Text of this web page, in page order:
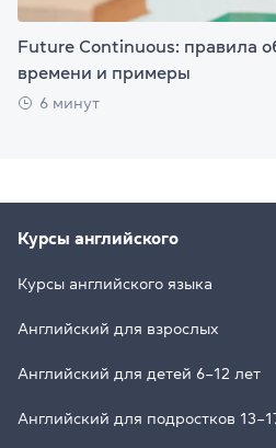
Future Continuous: правила
времени и примеры
6 минут
Курсы английского
Курсы английского языка
Английский для взрослых
Английский для детей 6–12 лет
Английский для подростков